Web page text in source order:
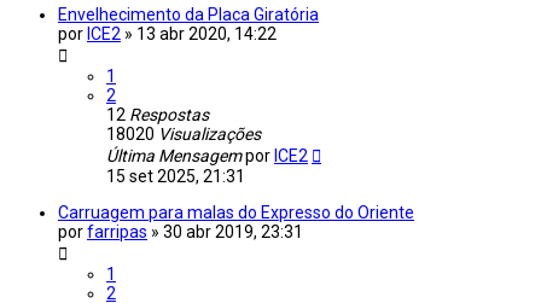
Envelhecimento da Placa Giratória
por ICE2 » 13 abr 2020, 14:22
1
2
12 Respostas
18020 Visualizações
Última Mensagempor ICE2
15 set 2025, 21:31
Carruagem para malas do Expresso do Oriente
porfarripas » 30 abr 2019, 23:31
1
2